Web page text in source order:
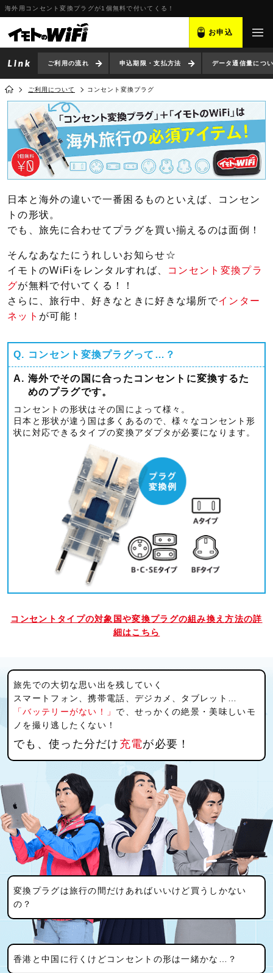
海外用コンセント変換プラグが1個無料で付いてくる！
お申込
ご利用の流れ 申込期限・支払方法 データ通信量につ
ご利用について コンセント変換プラグ
日本と海外の違いで一番困るものといえば、コンセン
トの形状。
でも、旅先に合わせてプラグを買い揃えるのは面倒！
そんなあなたにうれしいお知らせ☆
イモトのWiFiをレンタルすれば、
コンセント変換プラ
グが無料で付いてくる！！
さらに、旅行中、好きなときに好きな場所でインター
ネット が可能！
Q. コンセント変換プラグって…？
A. 海外でその国に合ったコンセントに変換するた
めのプラグです。
コンセントの形状はその国によって様々。
日本と形状が違う国は多くあるので、様々なコンセント形
状に対応できるタイプの変換アダプタが必要になります。
コンセントタイプの対象国や変換プラグの組み換え方法の詳
細はこちら
旅先での大切な思い出を残していく
スマートフォン、携帯電話、デジカメ、タブレット…
「バッテリーがない！」 で、せっかくの絶景・美味しいモ
ノを撮り逃したくない！
でも、使った分だけ 充電が必要！
変換プラグは旅行の間だけあればいいけど買うしかない
の？
香港と中国に行くけどコンセントの形は一緒かな…？